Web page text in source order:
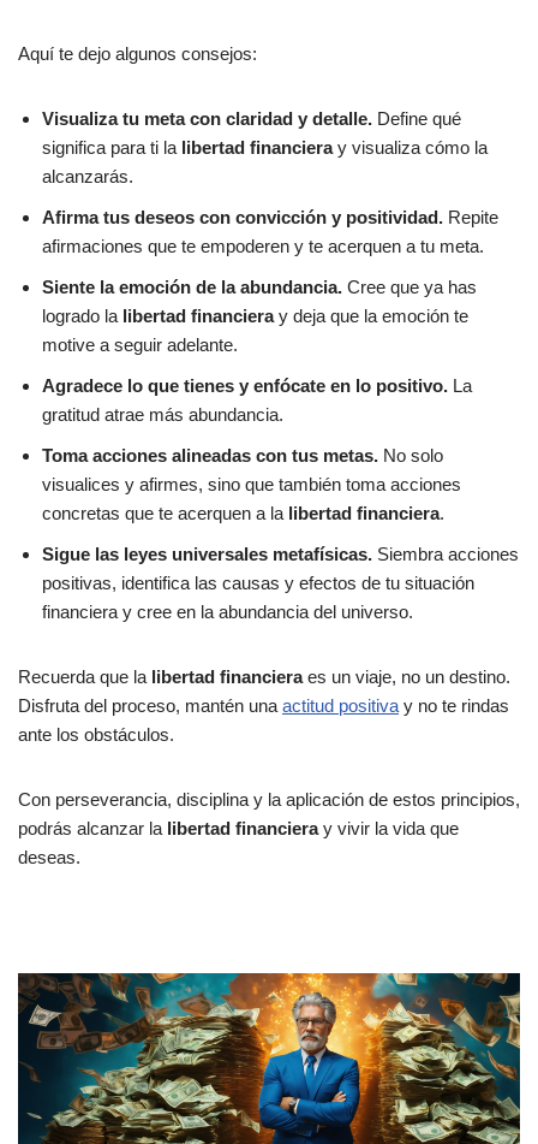
Aquí te dejo algunos consejos:
Visualiza tu meta con claridad y detalle. Define qué
significa para ti la libertad financieray visualiza cómo la
alcanzarás.
Afirma tus deseos con convicción y positividad. Repite
afirmaciones que te empoderen y te acerquen a tu meta.
Siente la emoción de la abundancia. Cree que ya has
logrado la libertad financieray deja que la emoción te
motive a seguir adelante.
Agradece lo que tienes y enfócate en lo positivo. La
gratitud atrae más abundancia.
Toma acciones alineadas con tus metas. No solo
visualices y afirmes, sino que también toma acciones
concretas que te acerquen a la libertad financiera.
Sigue las leyes universales metafísicas. Siembra acciones
positivas, identifica las causas y efectos de tu situación
financiera y cree en la abundancia del universo.
Recuerda que la libertad financieraes un viaje, no un destino.
Disfruta del proceso, mantén una actitud positiva y no te rindas
ante los obstáculos.
Con perseverancia, disciplina y la aplicación de estos principios,
podrás alcanzar la libertad financieray vivir la vida que
deseas.